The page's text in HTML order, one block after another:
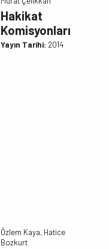
Hakikat
Komisyonları
Yayın Tarihi: 2014
Özlem Kaya, Hatice
Bozkurt